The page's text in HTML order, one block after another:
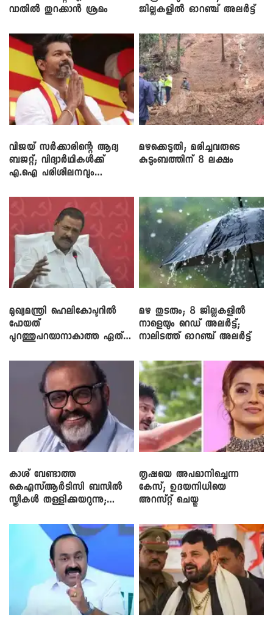
വാതിൽ തുറക്കാൻ ശ്രമം
ജില്ലകളിൽ ഓറഞ്ച് അലർട്ട്
വിജയ് സർക്കാരിന്റെ ആദ്യ
ബജറ്റ്; വിദ്യാർഥികൾക്ക്
എ.ഐ പരിശീലനവും
മഴക്കെടുതി; മരിച്ചവരുടെ
കുടുംബത്തിന് 8 ലക്ഷം
മുഖ്യമന്ത്രി ഹെലികോപ്ടറിൽ
പോയത്
പുറത്തുപറയാനാകാത്ത ഏത്
മഴ തുടരും; 8 ജില്ലകളിൽ
നാളെയും റെഡ് അലർട്ട്;
നാലിടത്ത് ഓറഞ്ച് അലർട്ട്
കാശ് വേണ്ടാത്ത
കെഎസ്ആർടിസി ബസിൽ
സ്ത്രീകൾ തള്ളിക്കയറുന്നു;
തൃഷയെ അപമാനിച്ചെന്ന
കേസ്; ഉദയനിധിയെ
അറസ്റ്റ് ചെയ്തു